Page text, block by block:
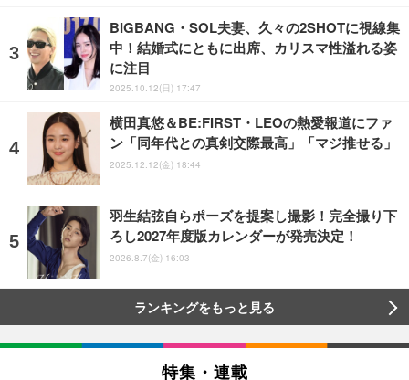
BIGBANG・SOL夫妻、久々の2SHOTに視線集
中！結婚式にともに出席、カリスマ性溢れる姿
に注目
2025.10.12(日) 17:47
横田真悠＆BE:FIRST・LEOの熱愛報道にファ
ン「同年代との真剣交際最高」「マジ推せる」
2025.12.12(金) 18:44
羽生結弦自らポーズを提案し撮影！完全撮り下
ろし2027年度版カレンダーが発売決定！
2026.8.7(金) 16:03
ランキングをもっと見る
特集・連載